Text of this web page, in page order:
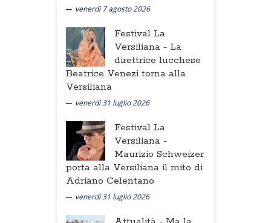
venerdì 7 agosto 2026
Festival La
Versiliana - La
direttrice lucchese
Beatrice Venezi torna alla
Versiliana
venerdì 31 luglio 2026
Festival La
Versiliana -
Maurizio Schweizer
porta alla Versiliana il mito di
Adriano Celentano
venerdì 31 luglio 2026